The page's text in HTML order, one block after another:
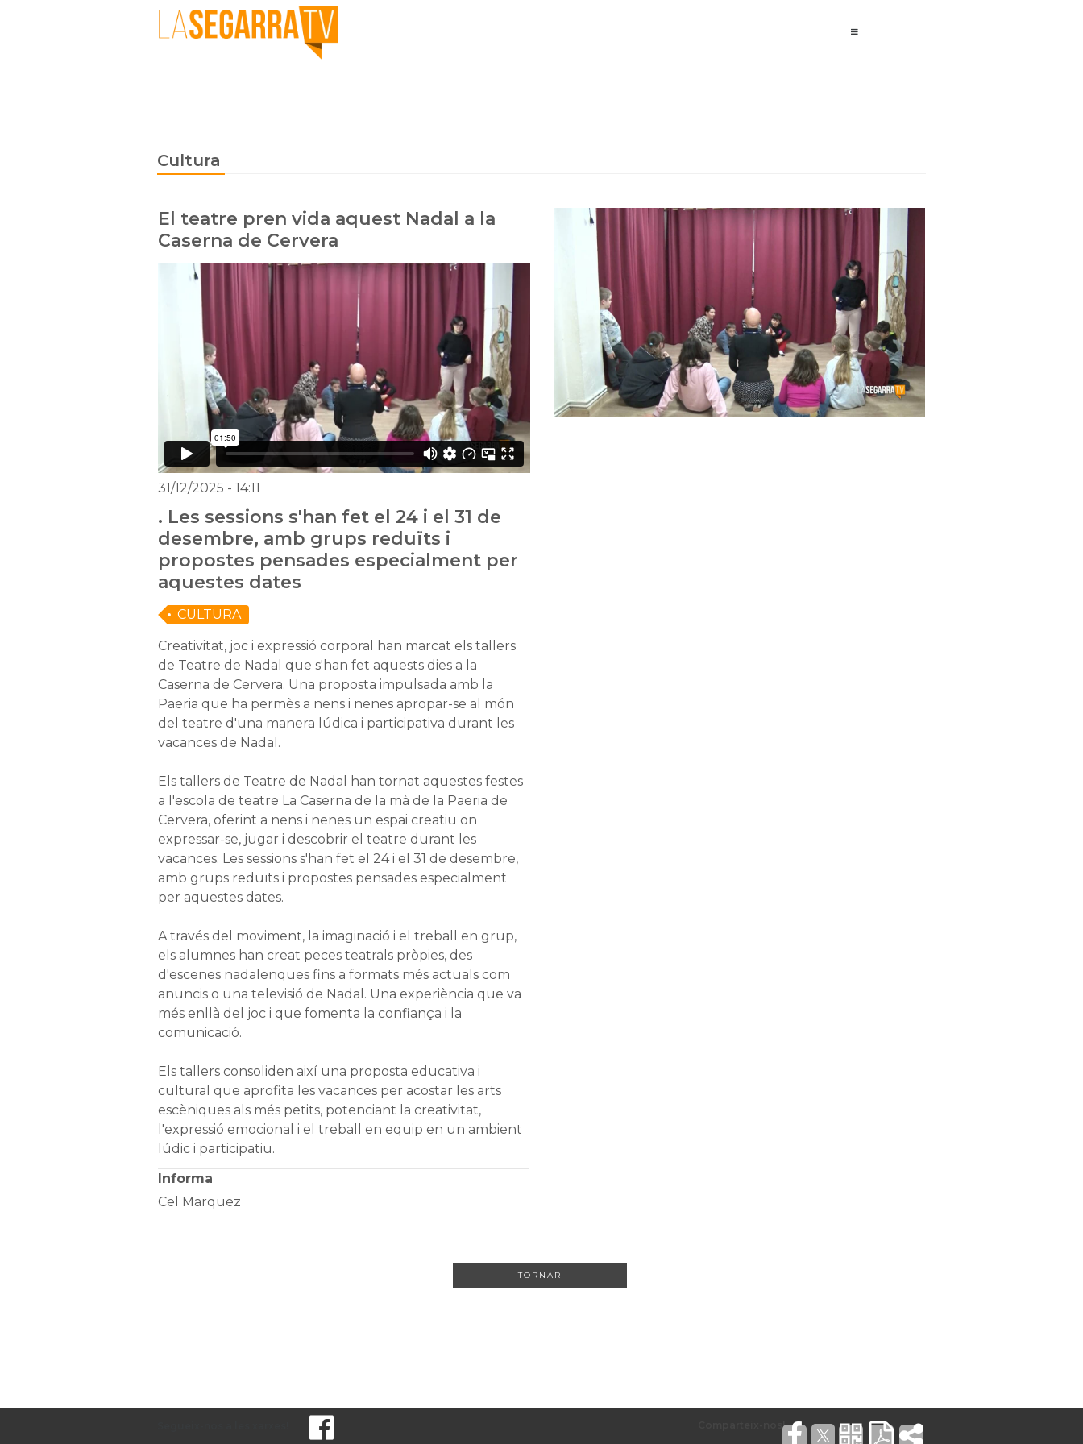
Cultura
El teatre pren vida aquest Nadal a la
Caserna de Cervera
31/12/2025 - 14:11
. Les sessions s'han fet el 24 i el 31 de
desembre, amb grups reduïts i
propostes pensades especialment per
aquestes dates
CULTURA
Creativitat, joc i expressió corporal han marcat els tallers
de Teatre de Nadal que s'han fet aquests dies a la
Caserna de Cervera. Una proposta impulsada amb la
Paeria que ha permès a nens i nenes apropar-se al món
del teatre d'una manera lúdica i participativa durant les
vacances de Nadal.
Els tallers de Teatre de Nadal han tornat aquestes festes
a l'escola de teatre La Caserna de la mà de la Paeria de
Cervera, oferint a nens i nenes un espai creatiu on
expressar-se, jugar i descobrir el teatre durant les
vacances. Les sessions s'han fet el 24 i el 31 de desembre,
amb grups reduïts i propostes pensades especialment
per aquestes dates.
A través del moviment, la imaginació i el treball en grup,
els alumnes han creat peces teatrals pròpies, des
d'escenes nadalenques fins a formats més actuals com
anuncis o una televisió de Nadal. Una experiència que va
més enllà del joc i que fomenta la confiança i la
comunicació.
Els tallers consoliden així una proposta educativa i
cultural que aprofita les vacances per acostar les arts
escèniques als més petits, potenciant la creativitat,
l'expressió emocional i el treball en equip en un ambient
lúdic i participatiu.
Informa
Cel Marquez
TORNAR